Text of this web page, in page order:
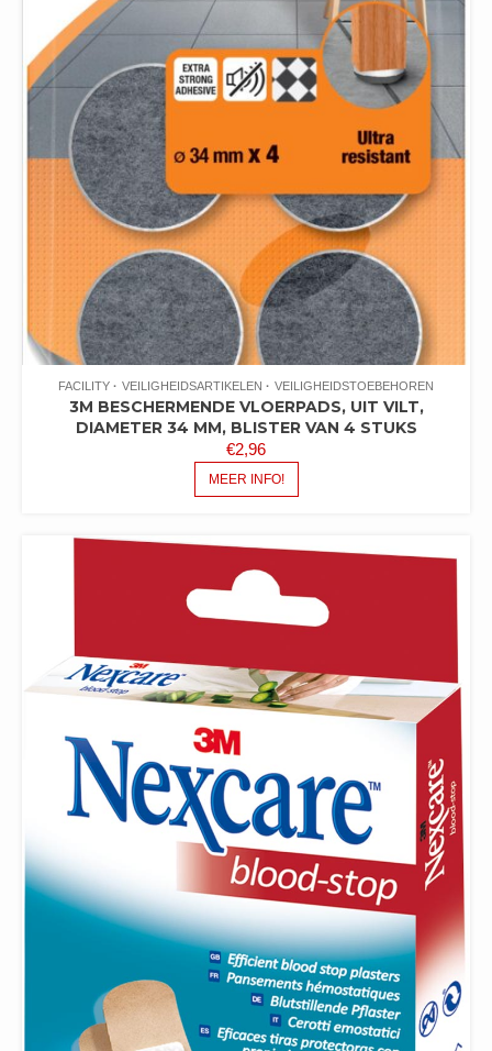
FACILITY VEILIGHEIDSARTIKELEN VEILIGHEIDSTOEBEHOREN
3M BESCHERMENDE VLOERPADS, UIT VILT,
DIAMETER 34 MM, BLISTER VAN 4 STUKS
€2,96
MEER INFO!